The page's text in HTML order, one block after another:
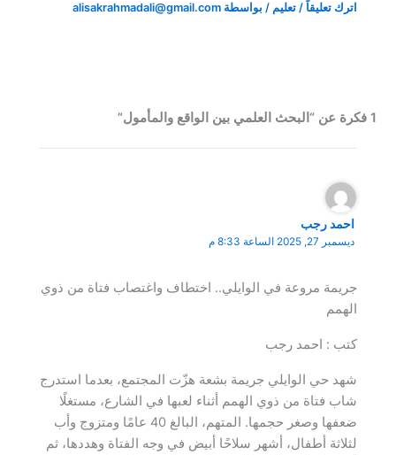
اترك تعليقاً /تعليم / بواسطة alisakrahmadali@gmail.com
1 فكرة عن “البحث العلمي بين الواقع والمأمول”
احمد رجب
ديسمبر 27, 2025 الساعة 8:33 م
جريمة مروعة في الوايلي.. اختطاف واغتصاب فتاة من ذوي
الهمم
كتب : احمد رجب
شهد حي الوايلي جريمة بشعة هزّت المجتمع، بعدما استدرج
شاب فتاة من ذوي الهمم أثناء لعبها في الشارع، مستغلًا
ضعفها وصغر حجمها. المتهم، البالغ 40 عامًا ومتزوج وأب
لثلاثة أطفال، أشهر سلاحًا أبيض في وجه الفتاة وهددها، ثم